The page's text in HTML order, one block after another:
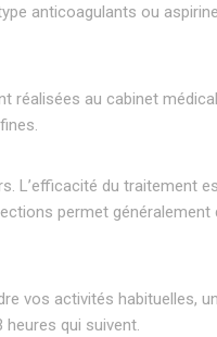
anticoagulants ou
réalisées au cabinet
L’efficacité du traitement
permet
vos activités habituelles,
qui suivent.